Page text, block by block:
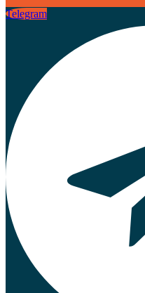
Telegram